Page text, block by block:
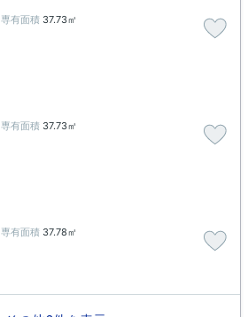
専有面積 37.73㎡
専有面積 37.73㎡
専有面積 37.78㎡